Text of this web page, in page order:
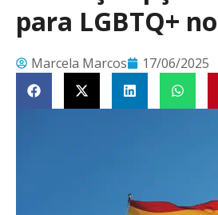
para LGBTQ+
Marcela Marcos 17/06/2025